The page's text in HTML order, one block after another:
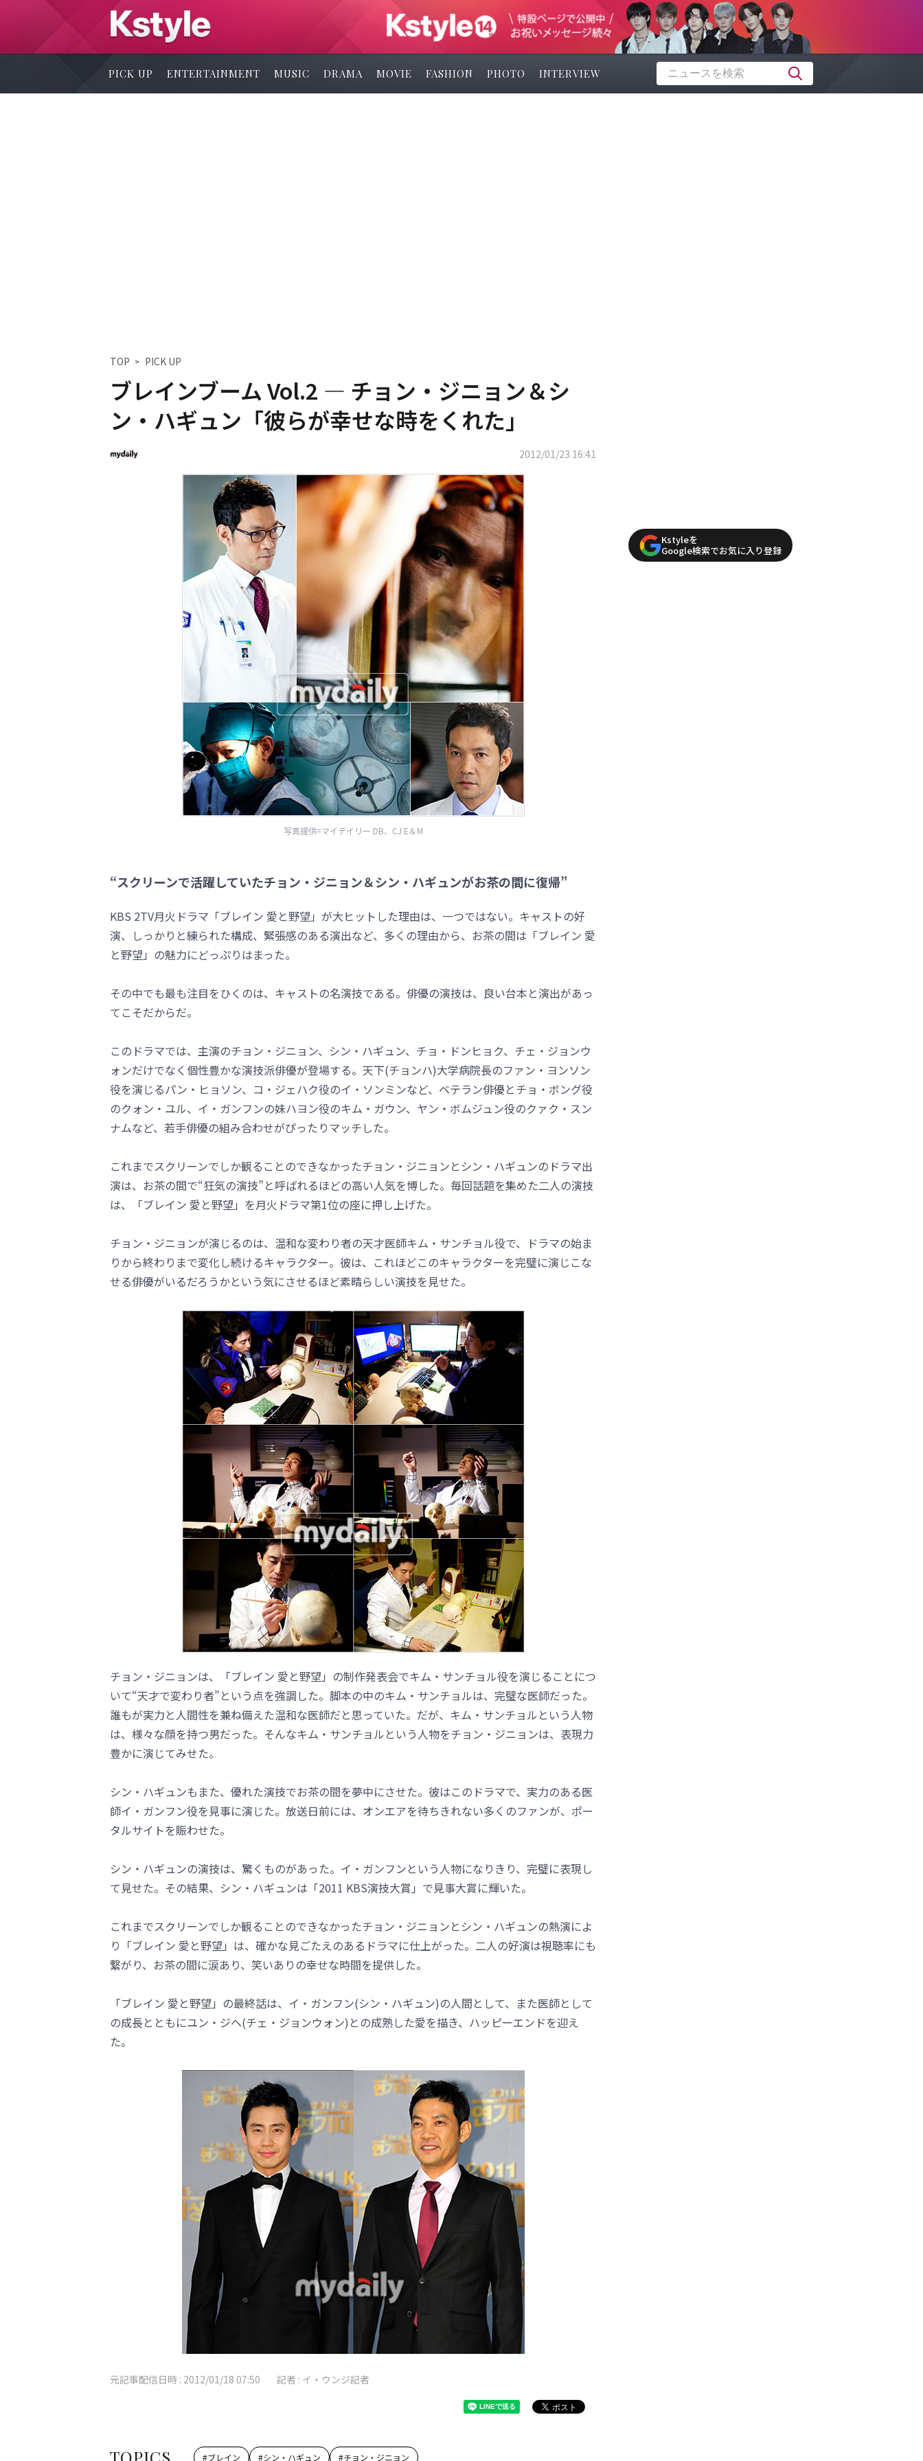
PICK UP ENTERTAINMENT MUSIC DRAMA MOVIE FASHION PHOTO INTERVIEW
TOP PICK UP
ブレインブーム Vol.2 ― チョン・ジニョン＆シ
ン・ハギュン「彼らが幸せな時をくれた」
2012/01/23 16:41
写真提供=マイデイリー DB、CJ E＆M
“スクリーンで活躍していたチョン・ジニョン＆シン・ハギュンがお茶の間に復帰”
KBS 2TV月火ドラマ「ブレイン 愛と野望」が大ヒットした理由は、一つではない。キャストの好
演、しっかりと練られた構成、緊張感のある演出など、多くの理由から、お茶の間は「ブレイン 愛
と野望」の魅力にどっぷりはまった。
その中でも最も注目をひくのは、キャストの名演技である。俳優の演技は、良い台本と演出があっ
てこそだからだ。
このドラマでは、主演のチョン・ジニョン、シン・ハギュン、チョ・ドンヒョク、チェ・ジョンウ
ォンだけでなく個性豊かな演技派俳優が登場する。天下(チョンハ)大学病院長のファン・ヨンソン
役を演じるパン・ヒョソン、コ・ジェハク役のイ・ソンミンなど、ベテラン俳優とチョ・ボング役
のクォン・ユル、イ・ガンフンの妹ハヨン役のキム・ガウン、ヤン・ボムジュン役のクァク・スン
ナムなど、若手俳優の組み合わせがぴったりマッチした。
これまでスクリーンでしか観ることのできなかったチョン・ジニョンとシン・ハギュンのドラマ出
演は、お茶の間で“狂気の演技”と呼ばれるほどの高い人気を博した。毎回話題を集めた二人の演技
は、「ブレイン 愛と野望」を月火ドラマ第1位の座に押し上げた。
チョン・ジニョンが演じるのは、温和な変わり者の天才医師キム・サンチョル役で、ドラマの始ま
りから終わりまで変化し続けるキャラクター。彼は、これほどこのキャラクターを完璧に演じこな
せる俳優がいるだろうかという気にさせるほど素晴らしい演技を見せた。
チョン・ジニョンは、「ブレイン 愛と野望」の制作発表会でキム・サンチョル役を演じることにつ
いて“天才で変わり者”という点を強調した。脚本の中のキム・サンチョルは、完璧な医師だった。
誰もが実力と人間性を兼ね備えた温和な医師だと思っていた。だが、キム・サンチョルという人物
は、様々な顔を持つ男だった。そんなキム・サンチョルという人物をチョン・ジニョンは、表現力
豊かに演じてみせた。
シン・ハギュンもまた、優れた演技でお茶の間を夢中にさせた。彼はこのドラマで、実力のある医
師イ・ガンフン役を見事に演じた。放送日前には、オンエアを待ちきれない多くのファンが、ポー
タルサイトを賑わせた。
シン・ハギュンの演技は、驚くものがあった。イ・ガンフンという人物になりきり、完璧に表現し
て見せた。その結果、シン・ハギュンは「2011 KBS演技大賞」で見事大賞に輝いた。
これまでスクリーンでしか観ることのできなかったチョン・ジニョンとシン・ハギュンの熱演によ
り「ブレイン 愛と野望」は、確かな見ごたえのあるドラマに仕上がった。二人の好演は視聴率にも
繋がり、お茶の間に涙あり、笑いありの幸せな時間を提供した。
「ブレイン 愛と野望」の最終話は、イ・ガンフン(シン・ハギュン)の人間として、また医師として
の成長とともにユン・ジヘ(チェ・ジョンウォン)との成熟した愛を描き、ハッピーエンドを迎え
た。
元記事配信日時 : 2012/01/18 07:50 記者 : イ・ウンジ記者
#ブレイン #シン・ハギュン #チョン・ジニョン
Kstyleを
Google検索でお気に入り登録